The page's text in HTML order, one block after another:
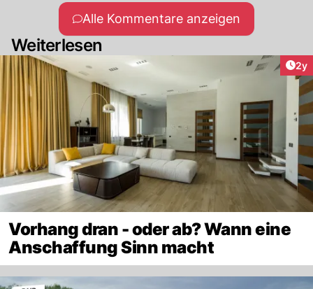
beim Ausgang und am Arbeitsplatz wird FKK
nicht von allen toleriert.
Alle Kommentare anzeigen
Weiterlesen
2y
Vorhang dran - oder ab? Wann eine
Anschaffung Sinn macht